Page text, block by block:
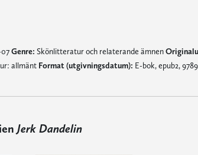
Genre: Skönlitteratur och relaterande ämnen
allmänt Format (utgivningsdatum): E-bok, epub2,
Jerk Dandelin